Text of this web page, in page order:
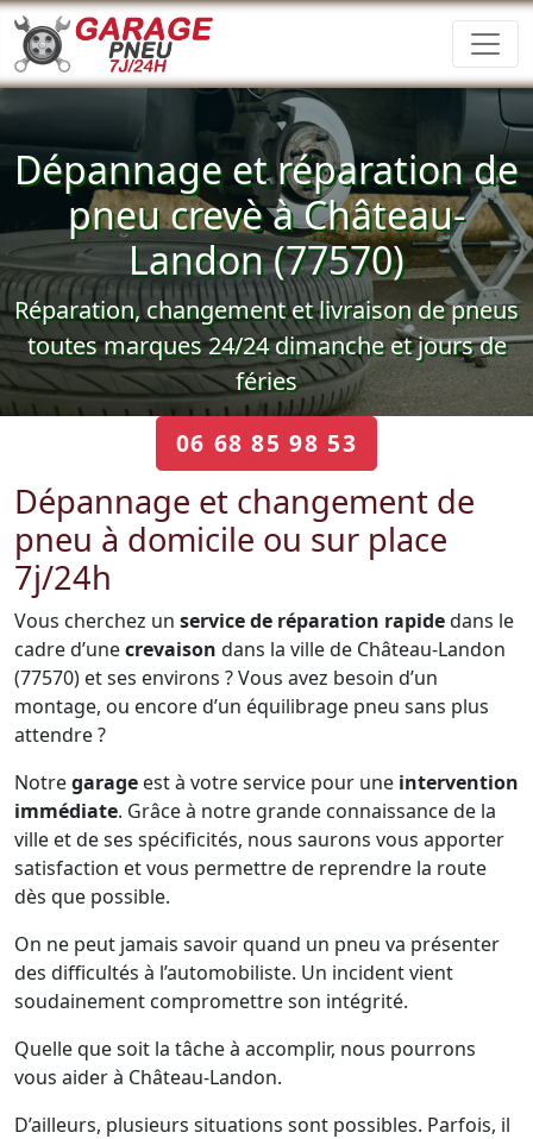
Dépannage et réparation de
pneu crevè à Château-
Landon (77570)
Réparation, changement et livraison de pneus
toutes marques 24/24 dimanche et jours de
féries
06 68 85 98 53
Dépannage et changement de
pneu à domicile ou sur place
7j/24h
Vous cherchez un service de réparation rapidedans le
cadre d’unecrevaison dans la ville de Château-Landon
(77570) et ses environs ? Vous avez besoin d’un
montage, ou encore d’un équilibrage pneu sans plus
attendre ?
Notregarage est à votre service pour une intervention
immédiate. Grâce à notre grande connaissance de la
ville et de ses spécificités, nous saurons vous apporter
satisfaction et vous permettre de reprendre la route
dès que possible.
On ne peut jamais savoir quand un pneu va présenter
des difficultés à l’automobiliste. Un incident vient
soudainement compromettre son intégrité.
Quelle que soit la tâche à accomplir, nous pourrons
vous aider à Château-Landon.
D’ailleurs, plusieurs situations sont possibles. Parfois, il